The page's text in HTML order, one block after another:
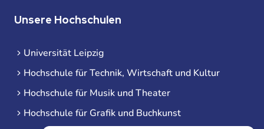
Unsere Hochschulen
Universität Leipzig
Hochschule für Technik, Wirtschaft und Kultur
Hochschule für Musik und Theater
Hochschule für Grafik und Buchkunst